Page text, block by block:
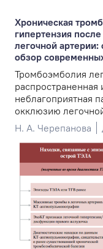
Хроническая
гипертензия
легочной
обзор
Тромбоэмболия
распространенная
неблагоприятная
окклюзию
Н. А. Черепанова